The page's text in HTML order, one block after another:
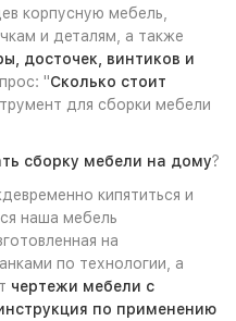
корпусную мебель,
и деталям, а также
досточек, винтиков и
"Сколько стоит
для сборки мебели
сборку мебели на дому?
кипятиться и
наша мебель
на
по технологии, а
чертежи мебели с
по применению